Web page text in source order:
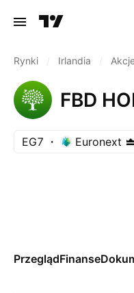
Rynki Irlandia
FBD
EG7 Euronext
PrzeglądFinanse